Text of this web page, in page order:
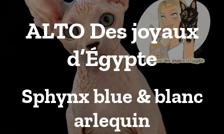
ALTO Des joyaux
d’Égypte
Sphynx blue & blanc
arlequin